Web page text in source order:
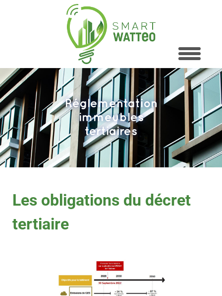
Réglementation
immeubles
tertiaires
Les obligations du décret
tertiaire